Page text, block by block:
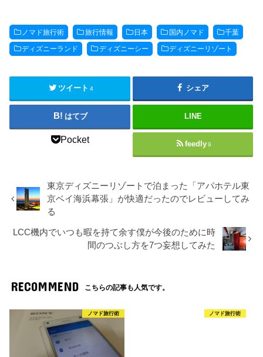
ノマド旅行術 旅行情報 日本 国内ノマド 千葉
ディズニーランド ディズニーシー ディズニーリゾート
ツイート 4 シェア
はてブ LINE
Pocket feedly 9
東京ディズニーリゾートで泊まった「アパホテル東
京ベイ海浜幕張」が快適だったのでレビューしてみ
る
LCC機内でいつも暇を持て余す僕が今後のために時
間のつぶし方を7つ妄想してみた
RECOMMEND こちらの記事も人気です。
ノマド旅行術 ノマド旅行術